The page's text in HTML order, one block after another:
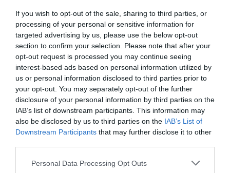
If you wish to opt-out of the sale, sharing to third parties, or
processing of your personal or sensitive information for
targeted advertising by us, please use the below opt-out
section to confirm your selection. Please note that after your
opt-out request is processed you may continue seeing
interest-based ads based on personal information utilized by
us or personal information disclosed to third parties prior to
your opt-out. You may separately opt-out of the further
disclosure of your personal information by third parties on the
IAB’s list of downstream participants. This information may
also be disclosed by us to third parties on the IAB’s List of
Downstream Participants that may further disclose it to other
Please note that this website/app uses one or more Google
Personal Data Processing Opt Outs
Anglijas futbolisti nosargā
pārsvaru un ...
futbols Pasaules kauss
CITS NO ŠĪS TĒMAS
nacionālā stadiona būvniecībai